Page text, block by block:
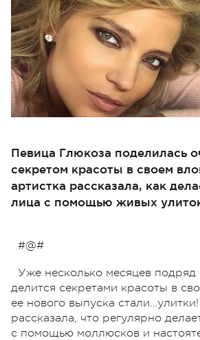
Певица Глюкоза поделилась
секретом красоты в своем
артистка рассказала, как
лица с помощью живых
#@#
Уже несколько месяцев подряд
делится секретами красоты в
ее нового выпуска
рассказала, что регулярно
с помощью моллюсков и